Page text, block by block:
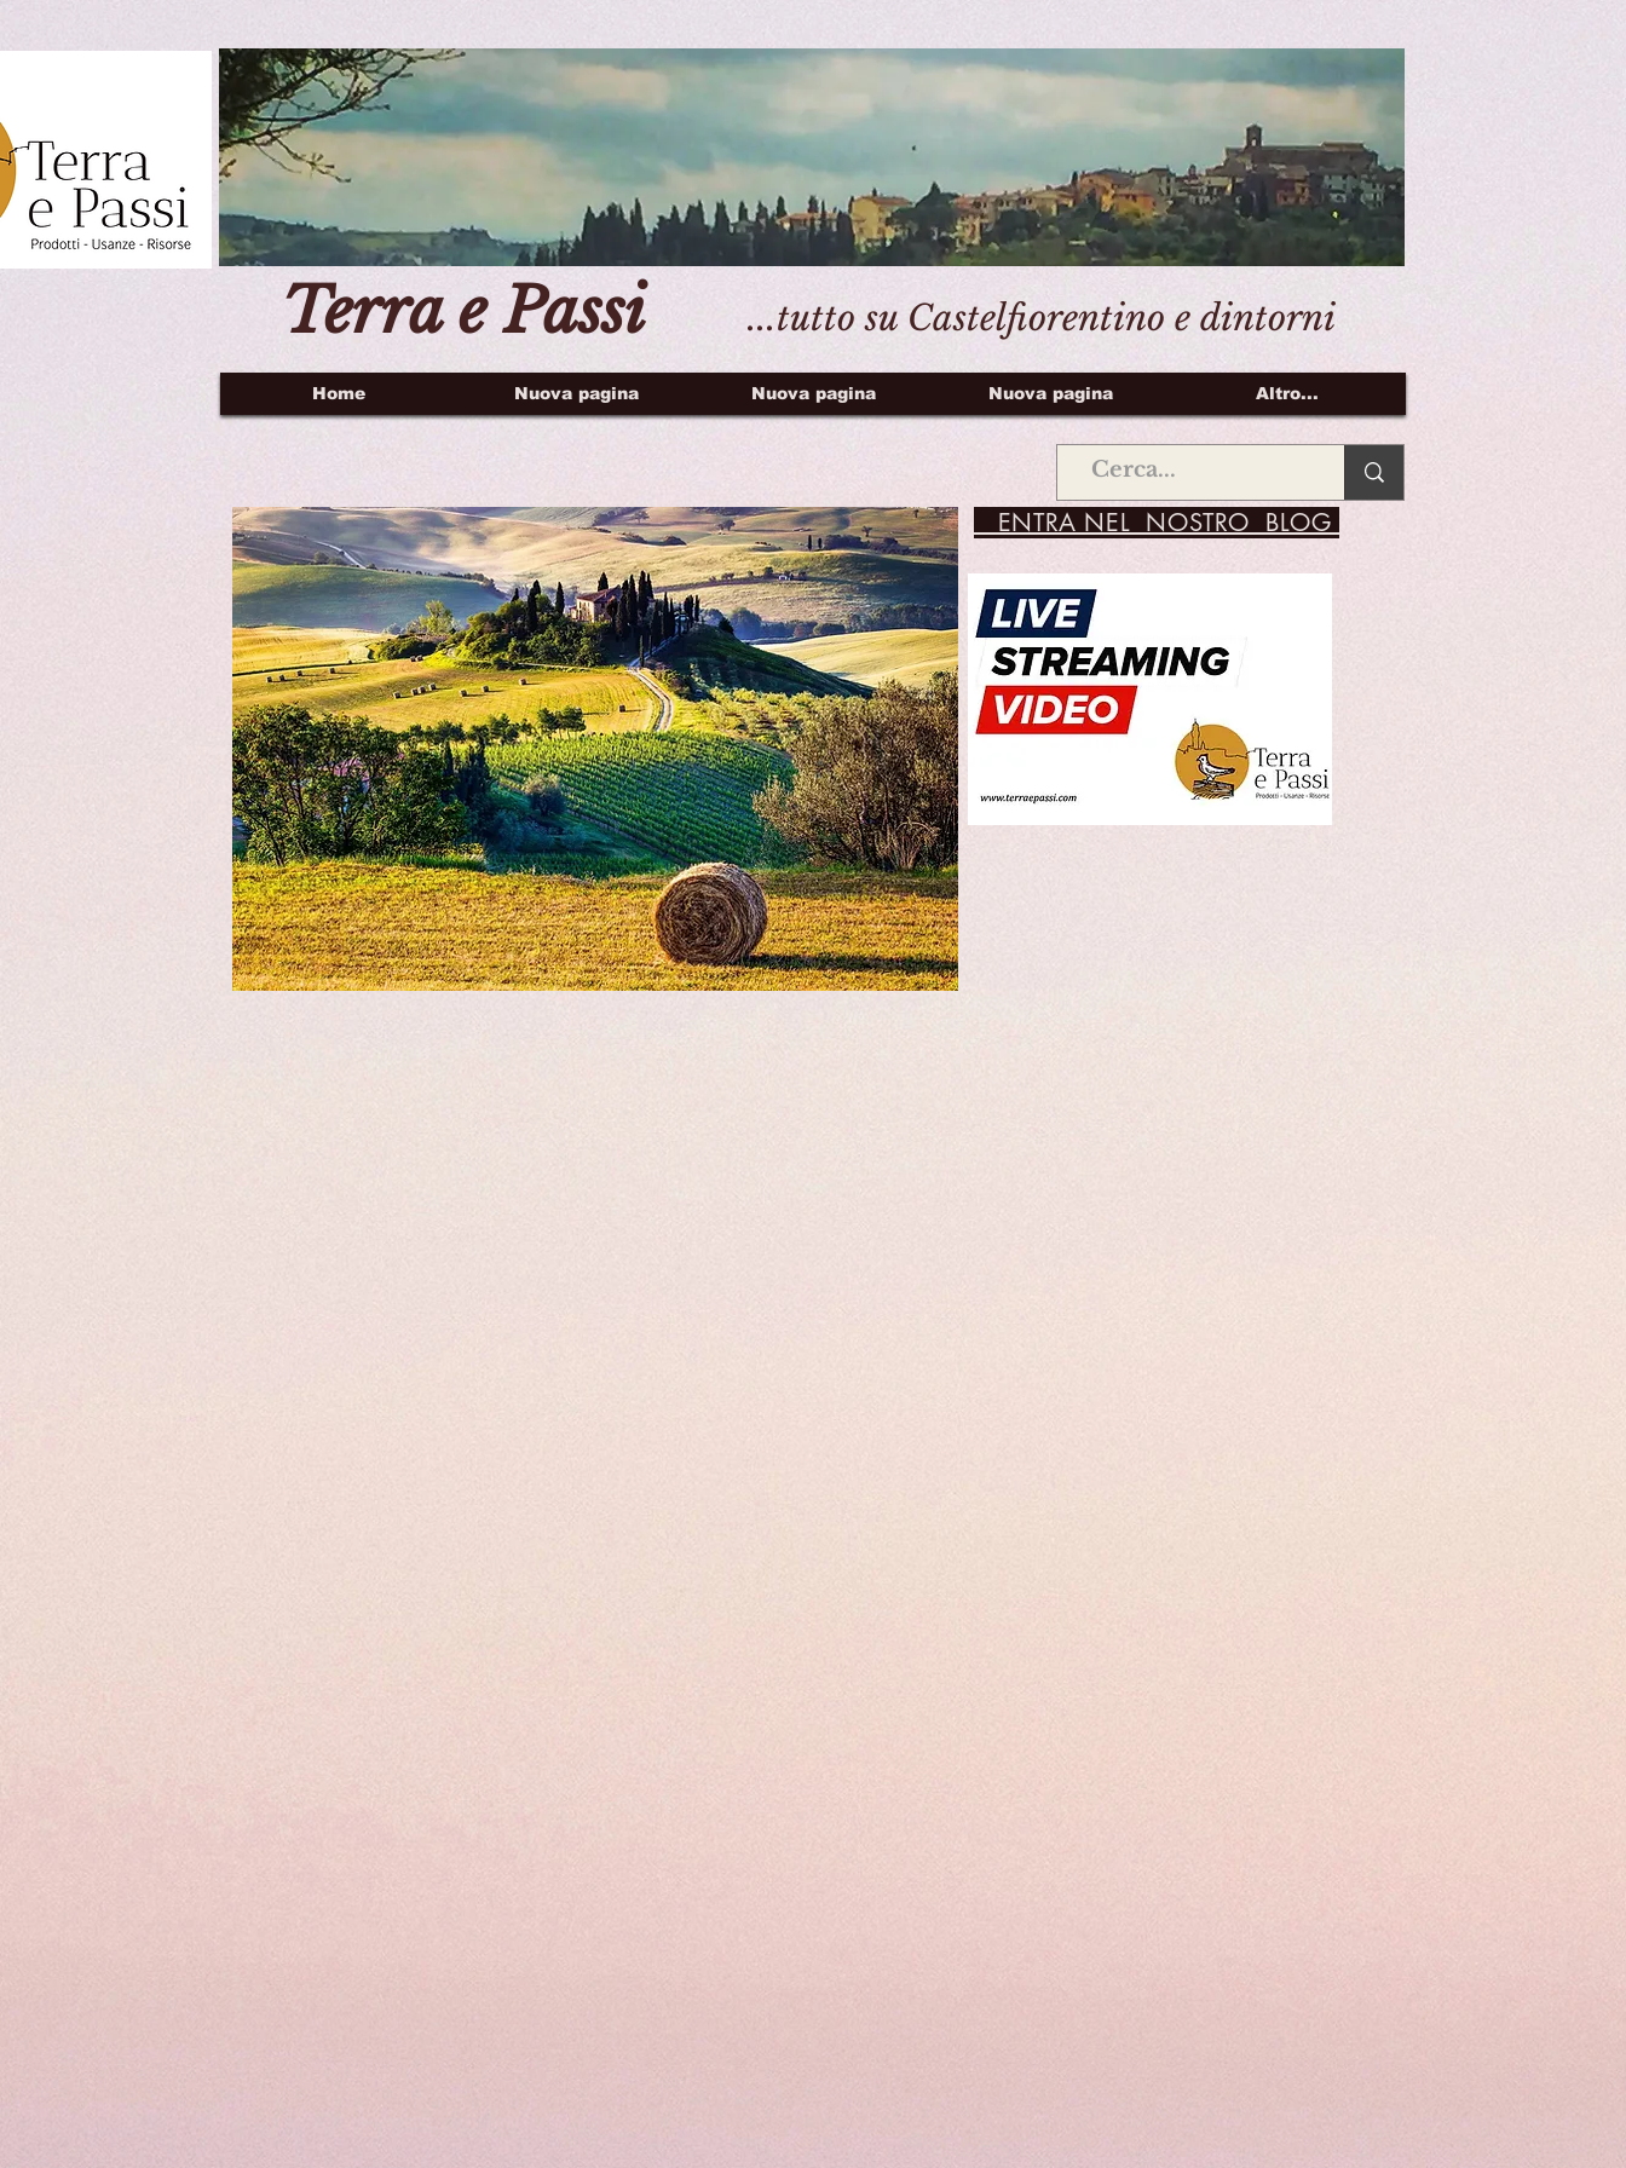
Terra e Passi ...tutto su Castelfiorentino e dintorni
Home Nuova pagina Nuova pagina Nuova pagina Altro...
ENTRA NEL NOSTRO BLOG